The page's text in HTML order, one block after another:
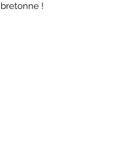
bretonne !